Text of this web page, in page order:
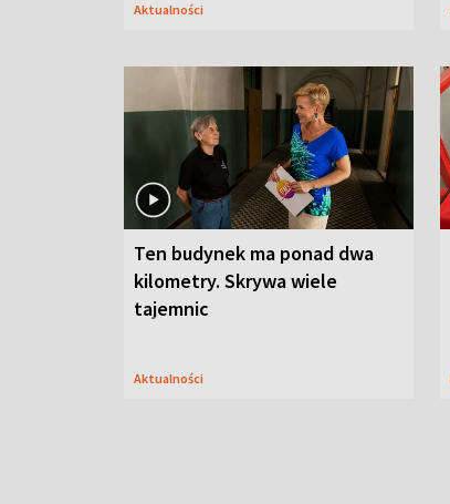
Aktualności
Ten budynek ma ponad dwa
kilometry. Skrywa wiele
tajemnic
Aktualności